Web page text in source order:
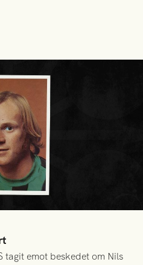
tagit emot beskedet om Nils